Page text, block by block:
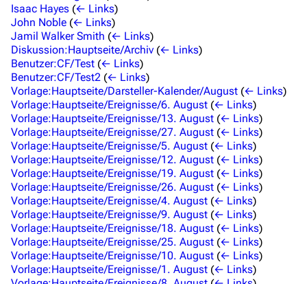
Stargate SG-1
Stargate Atlantis
Stargate Universe
Stargate Origins
Stargate Infinity
Stargate-Romane
Filme
Das Stargate-Universum
Themenportal
Personen
Völker
Isaac Hayes (← Links)
John Noble (← Links)
Jamil Walker Smith (← Links)
Diskussion:Hauptseite/Archiv (← Links)
Benutzer:CF/Test (← Links)
Benutzer:CF/Test2 (← Links)
Vorlage:Hauptseite/Darsteller-Kalender/August (← Links)
Vorlage:Hauptseite/Ereignisse/6. August (← Links)
Vorlage:Hauptseite/Ereignisse/13. August (← Links)
Vorlage:Hauptseite/Ereignisse/27. August (← Links)
Vorlage:Hauptseite/Ereignisse/5. August (← Links)
Vorlage:Hauptseite/Ereignisse/12. August (← Links)
Vorlage:Hauptseite/Ereignisse/19. August (← Links)
Vorlage:Hauptseite/Ereignisse/26. August (← Links)
Vorlage:Hauptseite/Ereignisse/4. August (← Links)
Vorlage:Hauptseite/Ereignisse/9. August (← Links)
Vorlage:Hauptseite/Ereignisse/18. August (← Links)
Vorlage:Hauptseite/Ereignisse/25. August (← Links)
Vorlage:Hauptseite/Ereignisse/10. August (← Links)
Vorlage:Hauptseite/Ereignisse/1. August (← Links)